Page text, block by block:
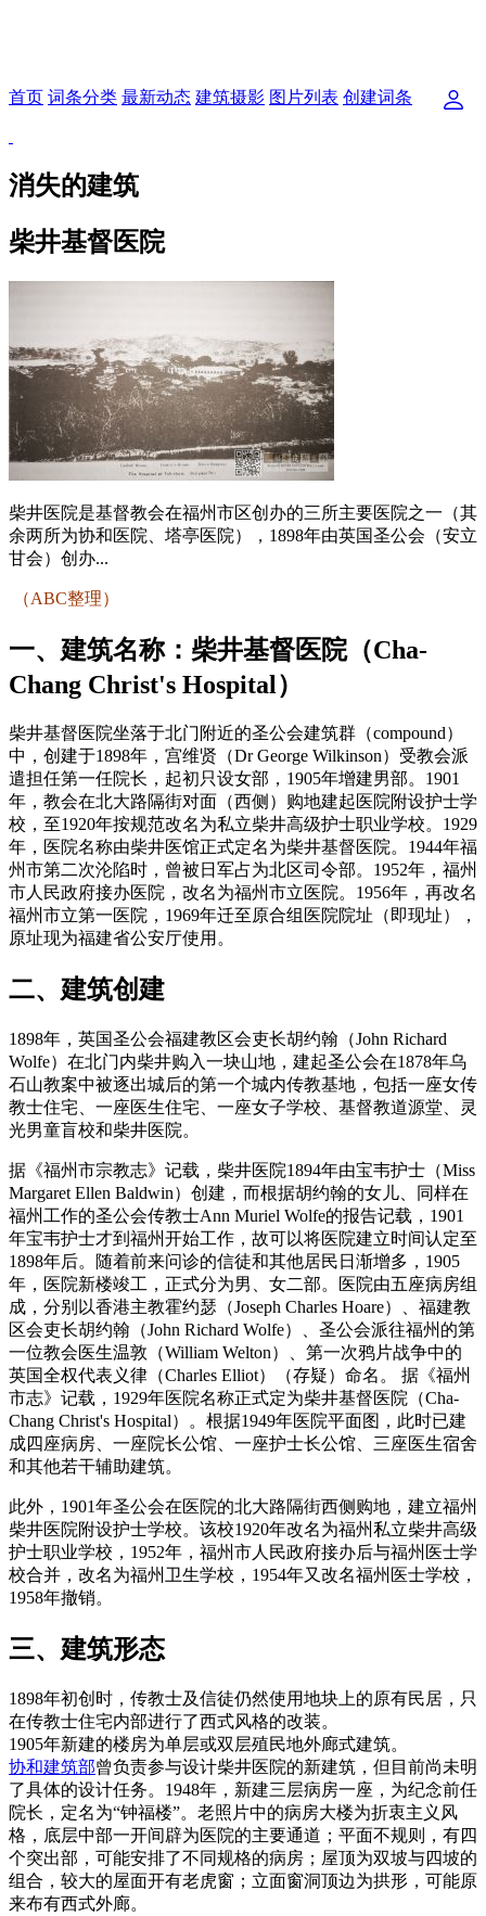
首页 词条分类 最新动态 建筑摄影 图片列表 创建词条
消失的建筑
柴井基督医院
柴井医院是基督教会在福州市区创办的三所主要医院之一（其
余两所为协和医院、塔亭医院），1898年由英国圣公会（安立
甘会）创办...
（ABC整理）
一、建筑名称：柴井基督医院（Cha-
Chang Christ's Hospital）
柴井基督医院坐落于北门附近的圣公会建筑群（compound）
中，创建于1898年，宫维贤（Dr George Wilkinson）受教会派
遣担任第一任院长，起初只设女部，1905年增建男部。1901
年，教会在北大路隔街对面（西侧）购地建起医院附设护士学
校，至1920年按规范改名为私立柴井高级护士职业学校。1929
年，医院名称由柴井医馆正式定名为柴井基督医院。1944年福
州市第二次沦陷时，曾被日军占为北区司令部。1952年，福州
市人民政府接办医院，改名为福州市立医院。1956年，再改名
福州市立第一医院，1969年迁至原合组医院院址（即现址），
原址现为福建省公安厅使用。
二、建筑创建
1898年，英国圣公会福建教区会吏长胡约翰（John Richard
Wolfe）在北门内柴井购入一块山地，建起圣公会在1878年乌
石山教案中被逐出城后的第一个城内传教基地，包括一座女传
教士住宅、一座医生住宅、一座女子学校、基督教道源堂、灵
光男童盲校和柴井医院。
据《福州市宗教志》记载，柴井医院1894年由宝韦护士（Miss
Margaret Ellen Baldwin）创建，而根据胡约翰的女儿、同样在
福州工作的圣公会传教士Ann Muriel Wolfe的报告记载，1901
年宝韦护士才到福州开始工作，故可以将医院建立时间认定至
1898年后。随着前来问诊的信徒和其他居民日渐增多，1905
年，医院新楼竣工，正式分为男、女二部。医院由五座病房组
成，分别以香港主教霍约瑟（Joseph Charles Hoare）、福建教
区会吏长胡约翰（John Richard Wolfe）、圣公会派往福州的第
一位教会医生温敦（William Welton）、第一次鸦片战争中的
英国全权代表义律（Charles Elliot）（存疑）命名。 据《福州
市志》记载，1929年医院名称正式定为柴井基督医院（Cha-
Chang Christ's Hospital）。根据1949年医院平面图，此时已建
成四座病房、一座院长公馆、一座护士长公馆、三座医生宿舍
和其他若干辅助建筑。
此外，1901年圣公会在医院的北大路隔街西侧购地，建立福州
柴井医院附设护士学校。该校1920年改名为福州私立柴井高级
护士职业学校，1952年，福州市人民政府接办后与福州医士学
校合并，改名为福州卫生学校，1954年又改名福州医士学校，
1958年撤销。
三、建筑形态
1898年初创时，传教士及信徒仍然使用地块上的原有民居，只
在传教士住宅内部进行了西式风格的改装。
1905年新建的楼房为单层或双层殖民地外廊式建筑。
协和建筑部曾负责参与设计柴井医院的新建筑，但目前尚未明
了具体的设计任务。1948年，新建三层病房一座，为纪念前任
院长，定名为“钟福楼”。老照片中的病房大楼为折衷主义风
格，底层中部一开间辟为医院的主要通道；平面不规则，有四
个突出部，可能安排了不同规格的病房；屋顶为双坡与四坡的
组合，较大的屋面开有老虎窗；立面窗洞顶边为拱形，可能原
来布有西式外廊。